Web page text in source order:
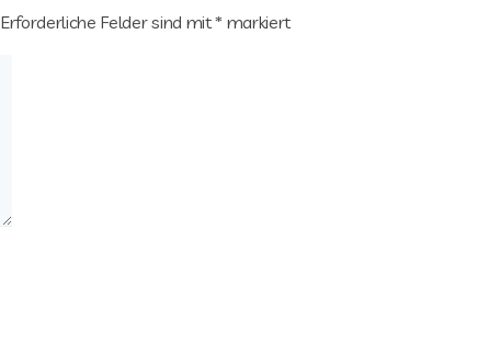
Erforderliche Felder sind mit* markiert